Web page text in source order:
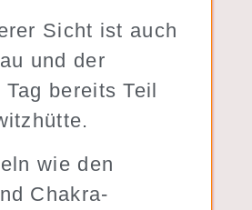
Sicht ist auch
und der
Tag bereits Teil
wie den
Chakra-